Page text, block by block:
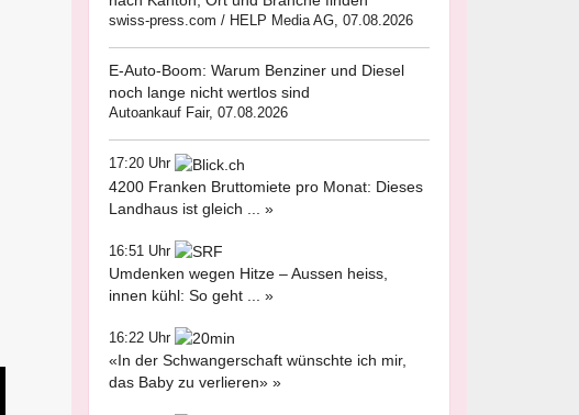
swiss-press.com / HELP Media AG, 07.08.2026
E-Auto-Boom: Warum Benziner und Diesel
noch lange nicht wertlos sind
Autoankauf Fair, 07.08.2026
17:20 Uhr
4200 Franken Bruttomiete pro Monat: Dieses
Landhaus ist gleich ... »
16:51 Uhr
Umdenken wegen Hitze – Aussen heiss,
innen kühl: So geht ... »
16:22 Uhr
«In der Schwangerschaft wünschte ich mir,
das Baby zu verlieren» »